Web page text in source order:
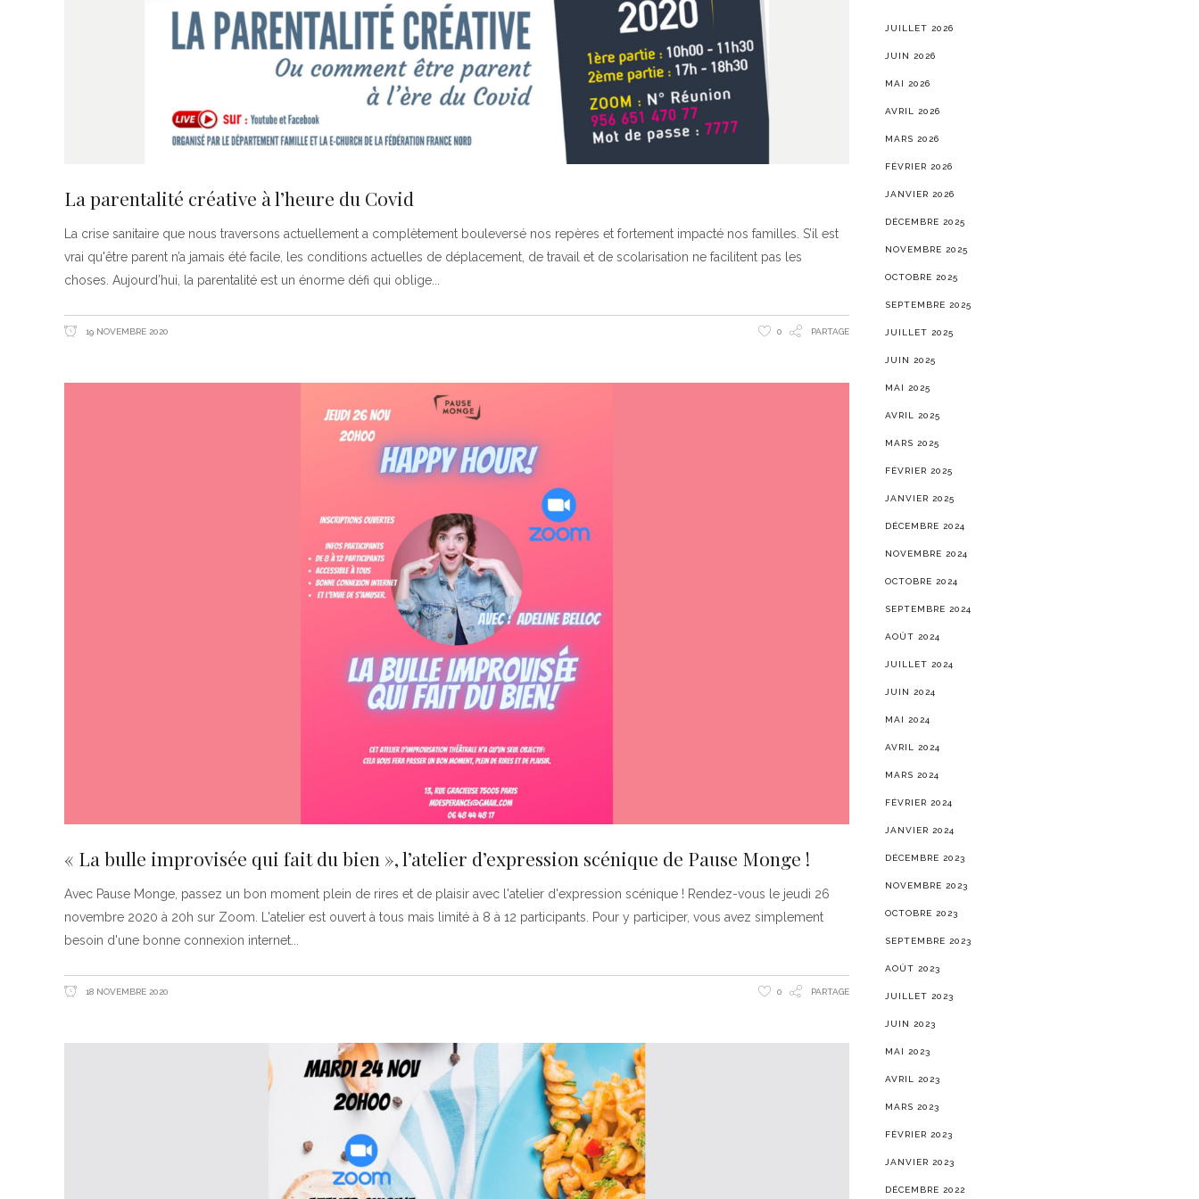
La parentalité créative à l’heure du Covid
La crise sanitaire que nous traversons actuellement a complètement bouleversé nos repères et fortement impacté nos familles. S’il est
vrai qu'être parent n’a jamais été facile, les conditions actuelles de déplacement, de travail et de scolarisation ne facilitent pas les
choses. Aujourd’hui, la parentalité est un énorme défi qui oblige
19 NOVEMBRE 2020 0 PARTAGE
« La bulle improvisée qui fait du bien », l’atelier d’expression scénique de Pause Monge !
Avec Pause Monge, passez un bon moment plein de rires et de plaisir avec l'atelier d'expression scénique ! Rendez-vous le jeudi 26
novembre 2020 à 20h sur Zoom. L'atelier est ouvert à tous mais limité à 8 à 12 participants. Pour y participer, vous avez simplement
besoin d'une bonne connexion internet
18 NOVEMBRE 2020 0 PARTAGE
JUILLET 2026
JUIN 2026
MAI 2026
AVRIL 2026
MARS 2026
FÉVRIER 2026
JANVIER 2026
DÉCEMBRE 2025
NOVEMBRE 2025
OCTOBRE 2025
SEPTEMBRE 2025
JUILLET 2025
JUIN 2025
MAI 2025
AVRIL 2025
MARS 2025
FÉVRIER 2025
JANVIER 2025
DÉCEMBRE 2024
NOVEMBRE 2024
OCTOBRE 2024
SEPTEMBRE 2024
AOÛT 2024
JUILLET 2024
JUIN 2024
MAI 2024
AVRIL 2024
MARS 2024
FÉVRIER 2024
JANVIER 2024
DÉCEMBRE 2023
NOVEMBRE 2023
OCTOBRE 2023
SEPTEMBRE 2023
AOÛT 2023
JUILLET 2023
JUIN 2023
MAI 2023
AVRIL 2023
MARS 2023
FÉVRIER 2023
JANVIER 2023
DÉCEMBRE 2022